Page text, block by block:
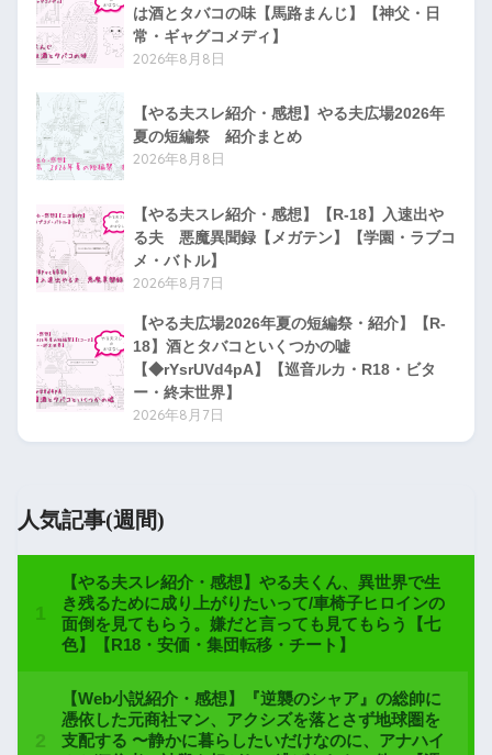
は酒とタバコの味【馬路まんじ】【神父・日
常・ギャグコメディ】
2026年8月8日
【やる夫スレ紹介・感想】やる夫広場2026年
夏の短編祭 紹介まとめ
2026年8月8日
【やる夫スレ紹介・感想】【R-18】入速出や
る夫 悪魔異聞録【メガテン】【学園・ラブコ
メ・バトル】
2026年8月7日
【やる夫広場2026年夏の短編祭・紹介】【R-
18】酒とタバコといくつかの嘘
【◆rYsrUVd4pA】【巡音ルカ・R18・ビタ
ー・終末世界】
2026年8月7日
人気記事(週間)